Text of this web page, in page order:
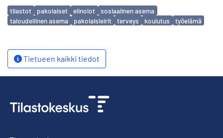
Avainsanat
tilastot pakolaiset elinolot
sosiaalinen asema
taloudellinen asema
pakolaisleirit terveys koulutus työelämä
Tietueen kaikki tiedot